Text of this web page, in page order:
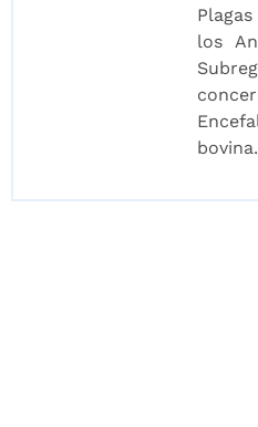
los
bovina.